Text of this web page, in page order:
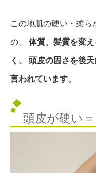
この地肌の硬い・柔
の。
体質、髪質を変
く、
頭皮の固さを後
言われています。
頭皮が硬い